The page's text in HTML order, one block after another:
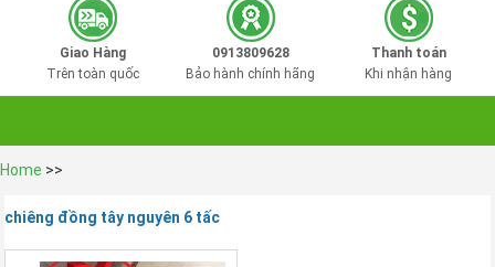
Giao Hàng
Trên toàn quốc
0913809628
Bảo hành chính hãng
Thanh toán
Khi nhận hàng
Home >>
chiêng đồng tây nguyên 6 tấc